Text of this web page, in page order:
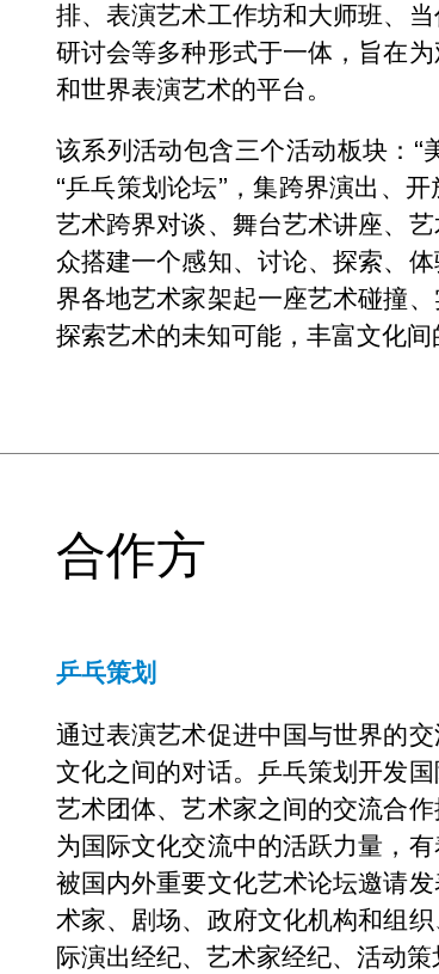
排、表演艺术工作坊和大师班、
研讨会等多种形式于一体，旨在
和世界表演艺术的平台。
该系列活动包含三个活动板块：“
“乒乓策划论坛”，集跨界演出、
艺术跨界对谈、舞台艺术讲座、
众搭建一个感知、讨论、探索、
界各地艺术家架起一座艺术碰撞
探索艺术的未知可能，丰富文化间
合作方
乒乓策划
通过表演艺术促进中国与世界的
文化之间的对话。乒乓策划开发
艺术团体、艺术家之间的交流合
为国际文化交流中的活跃力量，
被国内外重要文化艺术论坛邀请
术家、剧场、政府文化机构和组
际演出经纪、艺术家经纪、活动策